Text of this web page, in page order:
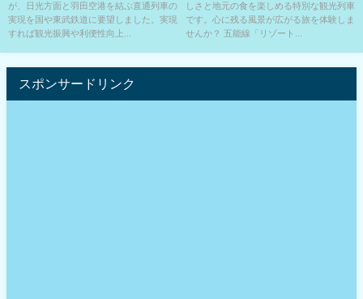
が、日光方面と羽田空港を結ぶ直通列車の
実現を国や東武鉄道に要望しました。実現
すれば観光振興や利便性向上...
しさと地元の食を楽しめる特別な観光列車
です。心に残る風景が広がる旅を体験しま
せんか？ 五能線「リゾート...
スポンサードリンク